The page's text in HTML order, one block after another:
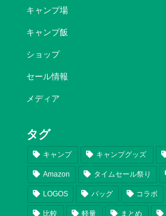
キャンプ場
キャンプ飯
ショップ
セール情報
メディア
タグ
キャンプ キャンプグッズ
Amazon タイムセール祭り
LOGOS バッグ コラボ
比較 軽量 まとめ